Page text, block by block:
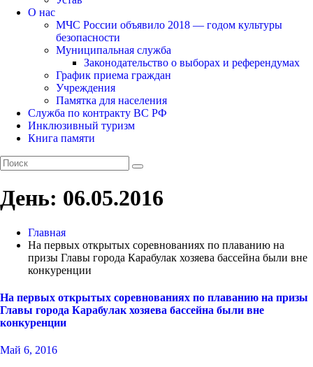
О нас
МЧС России объявило 2018 — годом культуры
безопасности
Муниципальная служба
Законодательство о выборах и референдумах
График приема граждан
Учреждения
Памятка для населения
Служба по контракту ВС РФ
Инклюзивный туризм
Книга памяти
День: 06.05.2016
Главная
На первых открытых соревнованиях по плаванию на
призы Главы города Карабулак хозяева бассейна были вне
конкуренции
На первых открытых соревнованиях по плаванию на призы
Главы города Карабулак хозяева бассейна были вне
конкуренции
Май 6, 2016